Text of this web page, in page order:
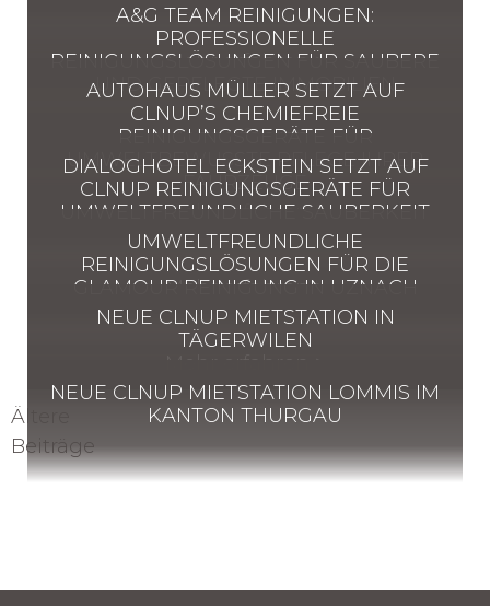
A&G TEAM REINIGUNGEN:
PROFESSIONELLE
REINIGUNGSLÖSUNGEN FÜR SAUBERE
UND GEPFLEGTE IMMOBILIEN
AUTOHAUS MÜLLER SETZT AUF
CLNUP’S CHEMIEFREIE
REINIGUNGSGERÄTE FÜR
UMWELTBEWUSSTE PFLEGE IHRER
FAHRZEUGE
Mehr erfahren >
DIALOGHOTEL ECKSTEIN SETZT AUF
CLNUP REINIGUNGSGERÄTE FÜR
UMWELTFREUNDLICHE SAUBERKEIT
Mehr erfahren >
UMWELTFREUNDLICHE
REINIGUNGSLÖSUNGEN FÜR DIE
GLAMOUR REINIGUNG IN UZNACH
Mehr erfahren >
NEUE CLNUP MIETSTATION IN
TÄGERWILEN
Mehr erfahren >
NEUE CLNUP MIETSTATION LOMMIS IM
KANTON THURGAU
BEITRAGSNAVIGATION
Ältere
Beiträge